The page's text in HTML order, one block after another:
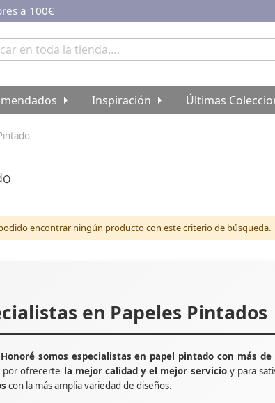
a 100€
Inspiración Últimas
encontrar ningún producto con este criterio de búsqueda.
en Papeles Pintados
somos especialistas en papel pintado con más de
por ofrecerte la mejor calidad y el mejor servicioy para
con la más amplia variedad de diseños.